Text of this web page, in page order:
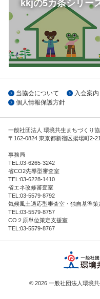
kkjの5カ条シリー
当協会について 入会案内
個人情報保護方針
一般社団法人 環境共生まちづくり
〒 162-0824 東京都新宿区揚場町2-
事務局
TEL:03-6265-3242
省CO2先導型審査室
TEL:03-6228-1410
省エネ改修審査室
TEL:03-5579-8792
気候風土適応型審査室・独自基準
TEL:03-5579-8757
CO２原単位策定支援室
TEL:03-5579-8767
© 2026 一般社団法人環境